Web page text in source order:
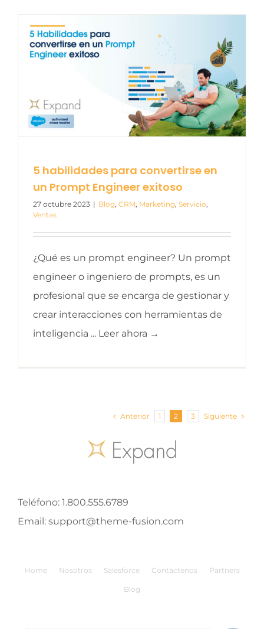
5 habilidades para convertirse en
un Prompt Engineer exitoso
27 octubre 2023 | Blog, CRM, Marketing, Servicio,
Ventas
¿Qué es un prompt engineer? Un prompt
engineer o ingeniero de prompts, es un
profesional que se encarga de gestionar y
crear interacciones con herramientas de
inteligencia ... Leer ahora →
Anterior 1 2 3 Siguiente
Teléfono: 1.800.555.6789
Email: support@theme-fusion.com
Home Nosotros Salesforce Contáctenos Partners
Blog